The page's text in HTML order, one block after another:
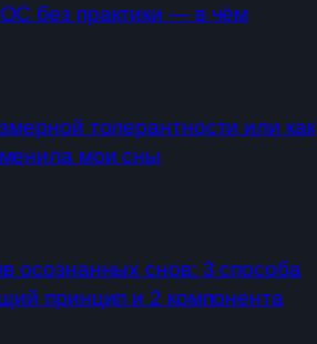
без практики — в чём
толерантности или как
мои сны
осознанных снов: 3 способа
принцип и 2 компонента